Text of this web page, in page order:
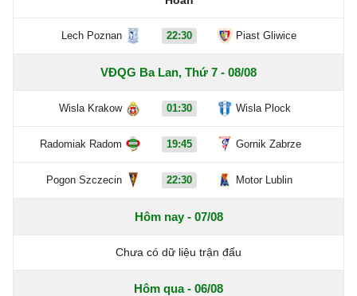
Lech Poznan 22:30 Piast Gliwice
VĐQG Ba Lan, Thứ 7 - 08/08
Wisla Krakow 01:30 Wisla Plock
Radomiak Radom 19:45 Gornik Zabrze
Pogon Szczecin 22:30 Motor Lublin
Hôm nay - 07/08
Chưa có dữ liệu trận đấu
Hôm qua - 06/08